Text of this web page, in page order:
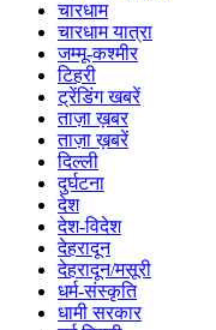
चारधाम
चारधाम यात्रा
जम्मू-कश्मीर
टिहरी
ट्रेंडिंग खबरें
ताज़ा ख़बर
ताज़ा ख़बरें
दिल्ली
दुर्घटना
देश
देश-विदेश
देहरादून
देहरादून/मसूरी
धर्म-संस्कृति
धामी सरकार